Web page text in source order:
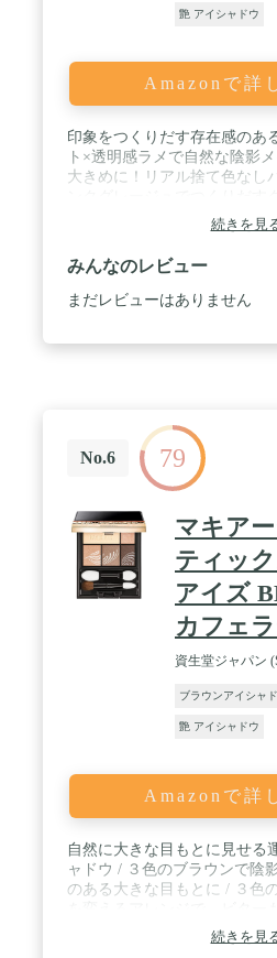
艶 アイシャドウ
Amazonで詳
印象をつくりだす存在感のあ
ト×透明感ラメで自然な陰影
大きめに！リアル捨て色なし
クが楽しめる10色パレット
続きを見
みんなのレビュー
まだレビューはありません
No.6 79
マキア
ティッ
アイズ
カフェ
資生堂ジャパン
ブラウンアイシャ
艶 アイシャドウ
Amazonで詳
自然に大きな目もとに見せる
ャドウ / ３色のブラウンで陰
のある大きな目もとに / ３色
在 / ８時間仕上がり持続（色
さ）データ取得済み（メーカ
続きを見